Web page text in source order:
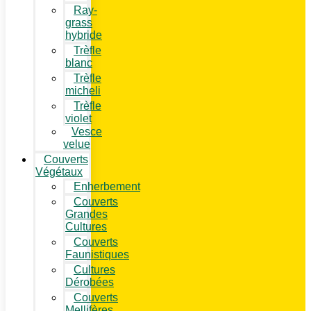
Ray-
grass
hybride
Trèfle
blanc
Trèfle
micheli
Trèfle
violet
Vesce
velue
Couverts
Végétaux
Enherbement
Couverts
Grandes
Cultures
Couverts
Faunistiques
Cultures
Dérobées
Couverts